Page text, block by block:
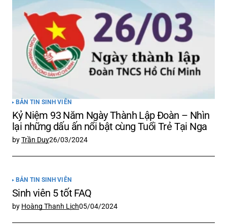
BẢN TIN SINH VIÊN
Kỷ Niệm 93 Năm Ngày Thành Lập Đoàn – Nhìn
lại những dấu ấn nổi bật cùng Tuổi Trẻ Tại Nga
byTrần Duy26/03/2024
BẢN TIN SINH VIÊN
Sinh viên 5 tốt FAQ
by Hoàng Thanh Lịch05/04/2024